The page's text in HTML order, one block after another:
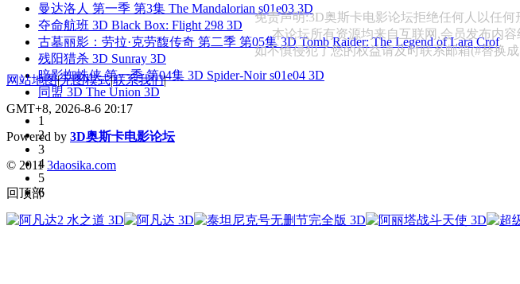
曼达洛人 第一季 第3集 The Mandalorian s01e03 3D
夺命航班 3D Black Box: Flight 298 3D
古墓丽影：劳拉·克劳馥传奇 第二季 第05集 3D Tomb Raider: The Legend of Lara Crof
残阳猎杀 3D Sunray 3D
暗影蜘蛛侠 第一季 第04集 3D Spider-Noir s01e04 3D
同盟 3D The Union 3D
1
2
3
4
5
6
免责声明:3D奥斯卡电影论坛拒绝任何人以任
本论坛所有资源均来自互联网,会员发布内
如不慎侵犯了您的权益请及时联系邮箱(#替换
网站地图|无图模式|联系我们|
GMT+8, 2026-8-6 20:17
Powered by 3D奥斯卡电影论坛
© 20113daosika.com
回顶部